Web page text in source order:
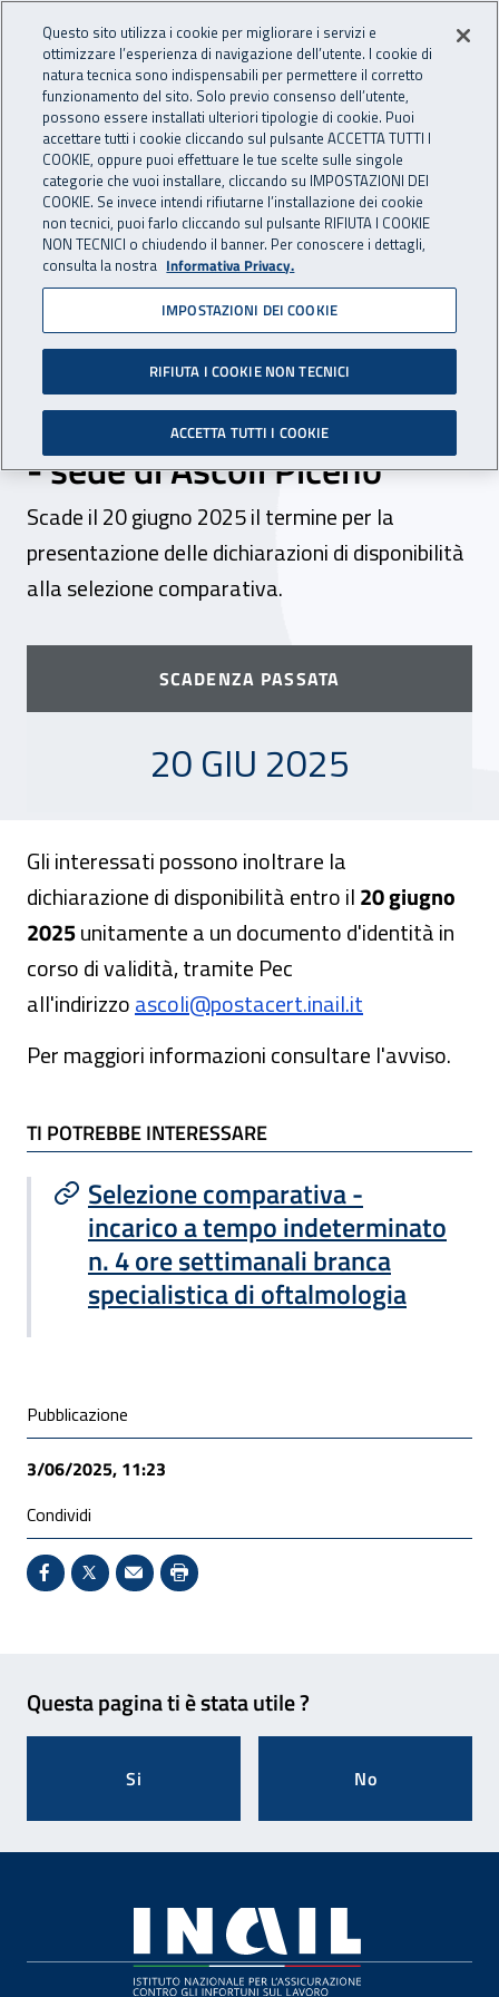
INAIL - Istituto Nazionale
Apri cerca
Navigazione principale
Navigazione - Ti trovi in:
Home Inail comunica Scadenze Scadenza
Dr Marche: selezione
comparativa per incarico a
tempo indeterminato n. 4
ore settimanali branca
specialistica di oftalmologia
- sede di Ascoli Piceno
Scade il 20 giugno 2025 il termine per la
presentazione delle dichiarazioni di disponibilità
alla selezione comparativa.
SCADENZA PASSATA
20 GIUGNO 2025
20 GIU 2025
Gli interessati possono inoltrare la
dichiarazione di disponibilità entro il20 giugno
2025unitamente a un documento d'identità in
corso di validità, tramite Pec
all'indirizzoascoli@postacert.inail.it
Per maggiori informazioni consultare l'avviso.
TI POTREBBE INTERESSARE
TI POTREBBE INTERESSARE
Selezione comparativa -
incarico a tempo indeterminato
n. 4 ore settimanali branca
specialistica di oftalmologia
Condivisione social
Pubblicazione
3/06/2025, 11:23
Condividi
Condividi su Facebook - Sito esterno - Apertura in
X - Sito esterno - Apertura in nuova finestra
Invio Mail: apre il programma di posta
Stampa pagina: scelta meno
Questa pagina ti è stata utile ?
Si No
Questo sito utilizza i cookie per migliorare i servizi e
ottimizzare l’esperienza di navigazione dell’utente. I cookie di
natura tecnica sono indispensabili per permettere il corretto
funzionamento del sito. Solo previo consenso dell’utente,
possono essere installati ulteriori tipologie di cookie. Puoi
accettare tutti i cookie cliccando sul pulsante ACCETTA TUTTI I
COOKIE, oppure puoi effettuare le tue scelte sulle singole
categorie che vuoi installare, cliccando su IMPOSTAZIONI DEI
COOKIE. Se invece intendi rifiutarne l’installazione dei cookie
non tecnici, puoi farlo cliccando sul pulsante RIFIUTA I COOKIE
NON TECNICI o chiudendo il banner. Per conoscere i dettagli,
consulta la nostra Informativa Privacy.
IMPOSTAZIONI DEI COOKIE
RIFIUTA I COOKIE NON TECNICI
ACCETTA TUTTI I COOKIE